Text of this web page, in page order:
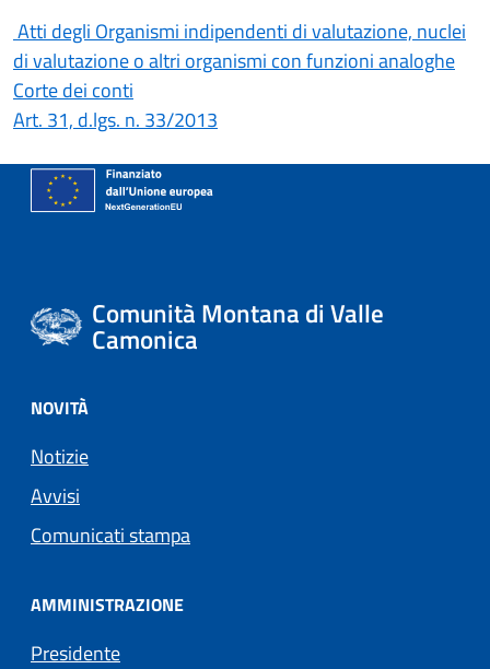
Atti degli Organismi indipendenti di valutazione, nuclei
di valutazione o altri organismi con funzioni analoghe
Corte dei conti
Art. 31, d.lgs. n. 33/2013
Comunità Montana di Valle
Camonica
NOVITÀ
Notizie
Avvisi
Comunicati stampa
AMMINISTRAZIONE
Presidente